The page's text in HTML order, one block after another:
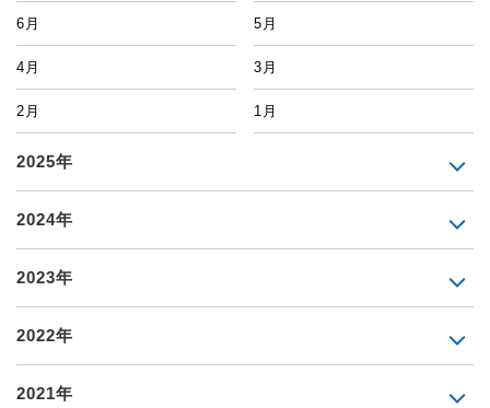
6月 5月
4月 3月
2月 1月
2025年
2024年
2023年
2022年
2021年